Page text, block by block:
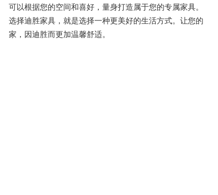
可以根据您的空间和喜好，量身打造属于您的专属家具。
选择迪胜家具，就是选择一种更美好的生活方式。让您的
家，因迪胜而更加温馨舒适。